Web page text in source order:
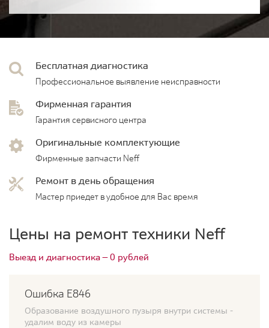
Бесплатная диагностика
Профессиональное выявление неисправности
Фирменная гарантия
Гарантия сервисного центра
Оригинальные комплектующие
Фирменные запчасти Neff
Ремонт в день обращения
Мастер приедет в удобное для Вас время
Цены на ремонт техники Neff
Выезд и диагностика — 0 рублей
Ошибка Е846
Образование воздушного пузыря внутри системы -
удалим воду из камеры